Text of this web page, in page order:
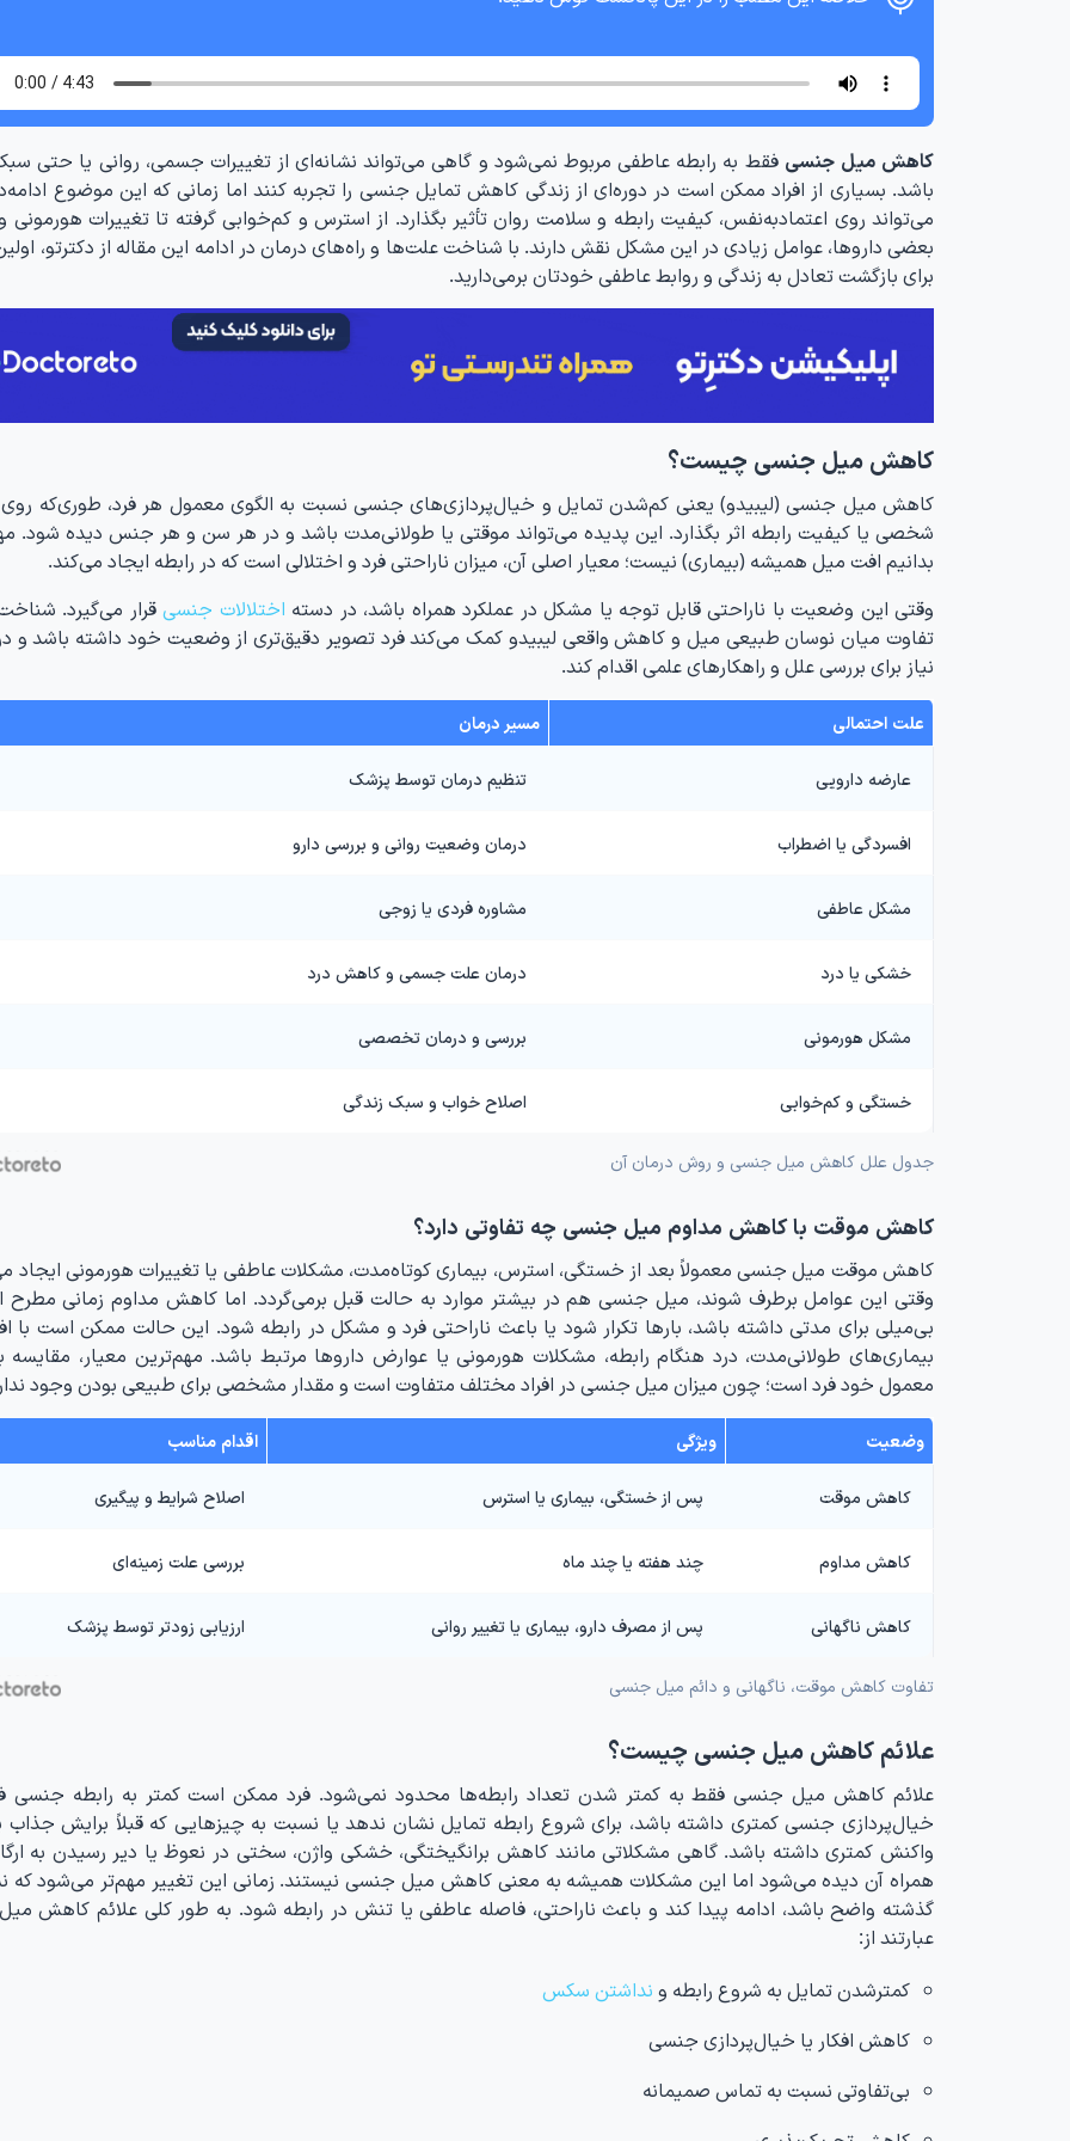
کاهش میل جنسی فقط به رابطه عاطفی مربوط نمی‌شود و گاهی می‌تواند نشانه‌ای از تغییرات جسمی، روانی یا حتی
باشد. بسیاری از افراد ممکن است در دوره‌ای از زندگی کاهش تمایل جنسی را تجربه کنند اما زمانی که این موضوع
می‌تواند روی اعتمادبه‌نفس، کیفیت رابطه و سلامت روان تأثیر بگذارد. از استرس و کم‌خوابی گرفته تا تغییرات
بعضی داروها، عوامل زیادی در این مشکل نقش دارند. با شناخت علت‌ها و راه‌های درمان در ادامه این مقاله از دکترتو،
برای بازگشت تعادل به زندگی و روابط عاطفی خودتان برمی‌دارید.
کاهش میل جنسی چیست؟
کاهش میل جنسی (لیبیدو) یعنی کم‌شدن تمایل و خیال‌پردازی‌های جنسی نسبت به الگوی معمول هر فرد، طوری‌که
شخصی یا کیفیت رابطه اثر بگذارد. این پدیده می‌تواند موقتی یا طولانی‌مدت باشد و در هر سن و هر جنس دیده شود.
بدانیم افت میل همیشه (بیماری) نیست؛ معیار اصلی آن، میزان ناراحتی فرد و اختلالی است که در رابطه ایجاد می‌کند.
وقتی این وضعیت با ناراحتی قابل توجه یا مشکل در عملکرد همراه باشد، در دسته اختلالات جنسی قرار می‌گیرد.
تفاوت میان نوسان طبیعی میل و کاهش واقعی لیبیدو کمک می‌کند فرد تصویر دقیق‌تری از وضعیت خود داشته باشد و
نیاز برای بررسی علل و راهکارهای علمی اقدام کند.
علت احتمالی مسیر درمان
عارضه دارویی تنظیم درمان توسط پزشک
افسردگی یا اضطراب درمان وضعیت روانی و بررسی دارو
مشکل عاطفی مشاوره فردی یا زوجی
خشکی یا درد درمان علت جسمی و کاهش درد
مشکل هورمونی بررسی و درمان تخصصی
خستگی و کم‌خوابی اصلاح خواب و سبک زندگی
جدول علل کاهش میل جنسی و روش درمان آن
کاهش موقت با کاهش مداوم میل جنسی چه تفاوتی دارد؟
کاهش موقت میل جنسی معمولاً بعد از خستگی، استرس، بیماری کوتاه‌مدت، مشکلات عاطفی یا تغییرات هورمونی ایجاد
وقتی این عوامل برطرف شوند، میل جنسی هم در بیشتر موارد به حالت قبل برمی‌گردد. اما کاهش مداوم زمانی
بی‌میلی برای مدتی داشته باشد، بارها تکرار شود یا باعث ناراحتی فرد و مشکل در رابطه شود. این حالت ممکن است با
بیماری‌های طولانی‌مدت، درد هنگام رابطه، مشکلات هورمونی یا عوارض داروها مرتبط باشد. مهم‌ترین معیار، مقایسه
معمول خود فرد است؛ چون میزان میل جنسی در افراد مختلف متفاوت است و مقدار مشخصی برای طبیعی بودن وجود
وضعیت ویژگی اقدام مناسب
کاهش موقت پس از خستگی، بیماری یا استرس اصلاح شرایط و پیگیری
کاهش مداوم چند هفته یا چند ماه بررسی علت زمینه‌ای
کاهش ناگهانی پس از مصرف دارو، بیماری یا تغییر روانی ارزیابی زودتر توسط پزشک
تفاوت کاهش موقت، ناگهانی و دائم میل جنسی
علائم کاهش میل جنسی چیست؟
علائم کاهش میل جنسی فقط به کمتر شدن تعداد رابطه‌ها محدود نمی‌شود. فرد ممکن است کمتر به رابطه جنسی
خیال‌پردازی جنسی کمتری داشته باشد، برای شروع رابطه تمایل نشان ندهد یا نسبت به چیزهایی که قبلاً برایش جذاب
واکنش کمتری داشته باشد. گاهی مشکلاتی مانند کاهش برانگیختگی، خشکی واژن، سختی در نعوظ یا دیر رسیدن به
همراه آن دیده می‌شود اما این مشکلات همیشه به معنی کاهش میل جنسی نیستند. زمانی این تغییر مهم‌تر می‌شود که
گذشته واضح باشد، ادامه پیدا کند و باعث ناراحتی، فاصله عاطفی یا تنش در رابطه شود. به طور کلی علائم کاهش
عبارتند از:
کمترشدن تمایل به شروع رابطه و نداشتن سکس
کاهش افکار یا خیال‌پردازی جنسی
بی‌تفاوتی نسبت به تماس صمیمانه